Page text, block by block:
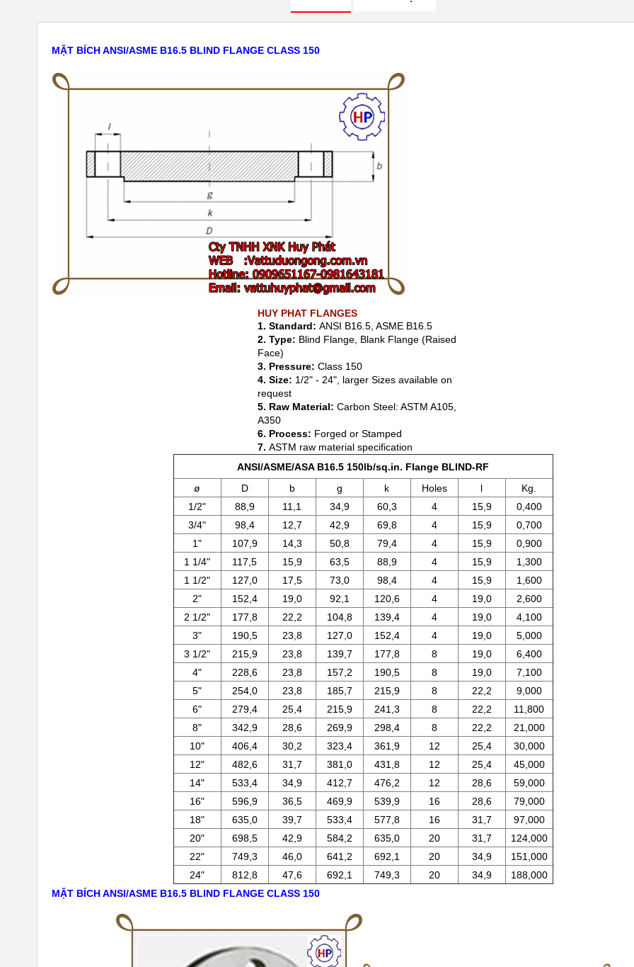
MẶT BÍCH ANSI/ASME B16.5 BLIND FLANGE CLASS 150
HUY PHAT FLANGES
1. Standard: ANSI B16.5, ASME B16.5
2. Type: Blind Flange, Blank Flange (Raised
Face)
3. Pressure: Class 150
4. Size: 1/2" - 24", larger Sizes available on
request
5. Raw Material: Carbon Steel: ASTM A105,
A350
6. Process: Forged or Stamped
7. ASTM raw material specification
ANSI/ASME/ASA B16.5 150lb/sq.in. Flange BLIND-RF
ø
D b g k Holes l
Kg.
1/2"
88,9 11,1 34,9 60,3 4 15,9
0,400
3/4"
98,4 12,7 42,9 69,8 4 15,9
0,700
1"
107,9 14,3 50,8 79,4 4 15,9
0,900
1 1/4"
117,5 15,9 63,5 88,9 4 15,9
1,300
1 1/2"
127,0 17,5 73,0 98,4 4 15,9
1,600
2"
152,4 19,0 92,1 120,6 4 19,0
2,600
2 1/2"
177,8 22,2 104,8 139,4 4 19,0
4,100
3"
190,5 23,8 127,0 152,4 4 19,0
5,000
3 1/2"
215,9 23,8 139,7 177,8 8 19,0
6,400
4"
228,6 23,8 157,2 190,5 8 19,0
7,100
5"
254,0 23,8 185,7 215,9 8 22,2
9,000
6"
279,4 25,4 215,9 241,3 8 22,2
11,800
8"
342,9 28,6 269,9 298,4 8 22,2
21,000
10"
406,4 30,2 323,4 361,9 12 25,4
30,000
12"
482,6 31,7 381,0 431,8 12 25,4
45,000
14"
533,4 34,9 412,7 476,2 12 28,6
59,000
16"
596,9 36,5 469,9 539,9 16 28,6
79,000
18"
635,0 39,7 533,4 577,8 16 31,7
97,000
20"
698,5 42,9 584,2 635,0 20 31,7
124,000
22"
749,3 46,0 641,2 692,1 20 34,9
151,000
24"
812,8 47,6 692,1 749,3 20 34,9
188,000
MẶT BÍCH ANSI/ASME B16.5 BLIND FLANGE CLASS 150